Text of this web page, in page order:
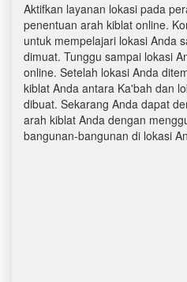
Aktifkan layanan lokasi pada
penentuan arah kiblat online.
untuk mempelajari lokasi Anda
dimuat. Tunggu sampai lokasi
online. Setelah lokasi Anda
kiblat Anda antara Ka'bah dan
dibuat. Sekarang Anda dapat
arah kiblat Anda dengan
bangunan-bangunan di lokasi